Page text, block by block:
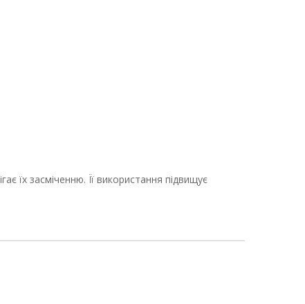
їх засміченню. Її використання підвищує